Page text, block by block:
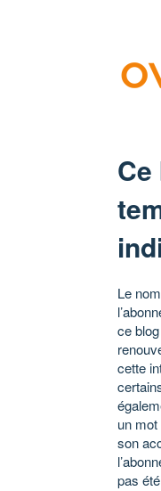
Le
ce
cette
un
son
pas